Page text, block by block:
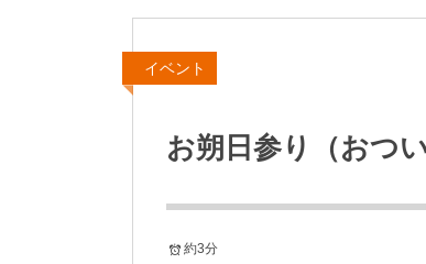
イベント
お朔日参り（おつ
約3分